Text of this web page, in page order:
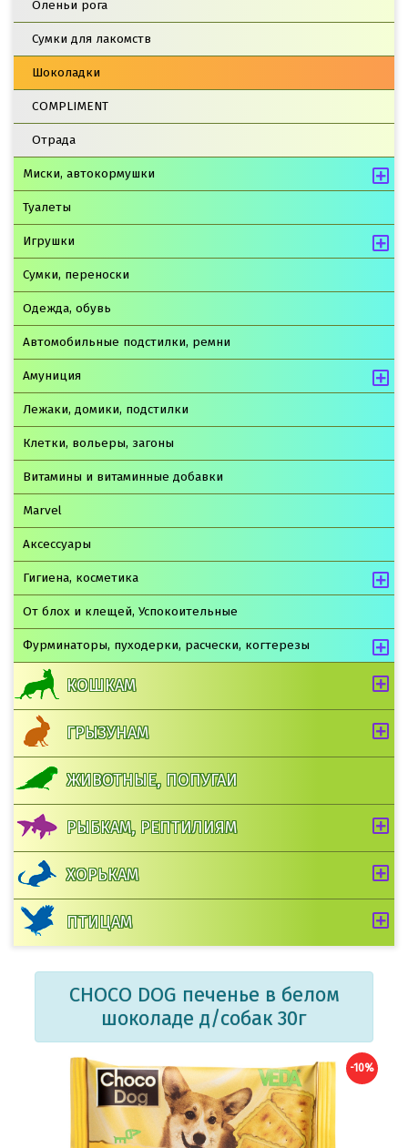
Оленьи рога
Сумки для лакомств
Шоколадки
COMPLIMENT
Отрада
Миски, автокормушки
Туалеты
Игрушки
Сумки, переноски
Одежда, обувь
Автомобильные подстилки, ремни
Амуниция
Лежаки, домики, подстилки
Клетки, вольеры, загоны
Витамины и витаминные добавки
Marvel
Аксессуары
Гигиена, косметика
От блох и клещей, Успокоительные
Фурминаторы, пуходерки, расчески, когтерезы
КОШКАМ
ГРЫЗУНАМ
ЖИВОТНЫЕ, ПОПУГАИ
РЫБКАМ, РЕПТИЛИЯМ
ХОРЬКАМ
ПТИЦАМ
CHOCO DOG печенье в белом
шоколаде д/собак 30г
-10%